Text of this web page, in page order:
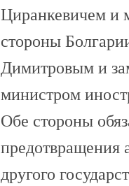
Циранкевичем и
стороны
Димитровым и
министром
Обе стороны
предотвращения
другого